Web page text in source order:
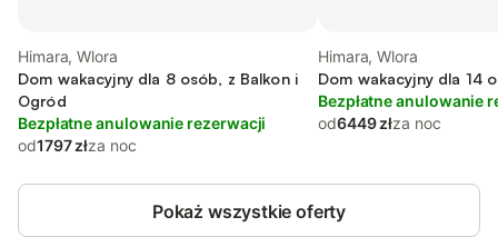
Himara, Wlora
Dom wakacyjny dla 8 osób, z Balkon i
Ogród
Bezpłatne anulowanie rezerwacji
od1797 złza noc
Himara, Wlora
Dom wakacyjny dla 14
Bezpłatne anulowanie
od6449 złza noc
Pokaż wszystkie oferty